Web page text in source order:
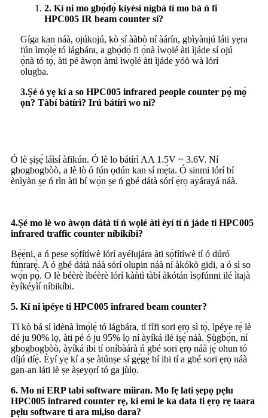
2. Kí ni mo gbọ́dọ̀ kíyèsí nígbà tí mo bá ń fi
HPC005 IR beam counter sí?
Gíga kan náà, ojúkojú, kò sí ààbò ní àárín, gbìyànjú láti yẹra
fún ìmọ́lẹ̀ tó lágbára, a gbọ́dọ̀ fi ọ̀nà ìwọlé àti ìjáde sí ojú
ọ̀nà tó tọ́, àti pé àwọn àmì ìwọlé àti ìjáde yóò wà lórí
olugba.
3.Ṣé ó yẹ kí a so HPC005 infrared people counter pọ̀ mọ́
ọn? Tàbí bátírì? Irú bátírì wo ni?
Ó lè ṣiṣẹ́ láìsí àfikún. Ó lè lo bátírì AA 1.5V ~ 3.6V. Ní
gbogbogbòò, a lè lò ó fún ọdún kan sí mẹ́ta. Ó sinmi lórí bí
ènìyàn ṣe ń rìn àti bí wọ́n ṣe ń gbé dátà sórí ẹ̀rọ ayárayá náà.
4.Ṣé mo lè wo àwọn dátà tí ń wọlé àti èyí tí ń jáde ti HPC005
infrared traffic counter níbikíbi?
Bẹ́ẹ̀ni, a ń pese sọ́fítíwè lórí ayélujára àti sọ́fítíwè tí ó dúró
fúnrarẹ̀. A ó gbé dátà náà sórí olupin náà ní àkókò gidi, a ó sì so
wọ́n pọ̀. O lè béèrè ìbéèrè lórí kàǹtì tàbí àkótán ìsọfúnni ilé ìtajà
èyíkéyìí níbikíbi.
5. Kí ni ìpéye ti HPC005 infrared beam counter?
Tí kò bá sí ìdènà ìmọ́lẹ̀ tó lágbára, tí fífi sori ẹrọ sì tọ́, ìpéye rẹ̀ lè
dé ju 90% lọ, àti pé ó ju 95% lọ ní àyíká ilé iṣẹ́ náà. Ṣùgbọ́n, ní
gbogbogbòò, àyíká ibi tí oníbàárà ń gbé sori ẹrọ náà jẹ́ ohun tó
díjú díẹ̀. Èyí yẹ kí a ṣe àtúnṣe sí gẹ́gẹ́ bí ibi tí a gbé sori ẹrọ náà
gan-an láti lè ṣe àṣeyọrí tó ga jùlọ.
6. Mo ni ERP tabi software miiran. Mo fẹ lati ṣepọ pẹlu
HPC005 infrared counter rẹ, ki emi le ka data ti ẹrọ rẹ taara
pẹlu software ti ara mi,iso dara?